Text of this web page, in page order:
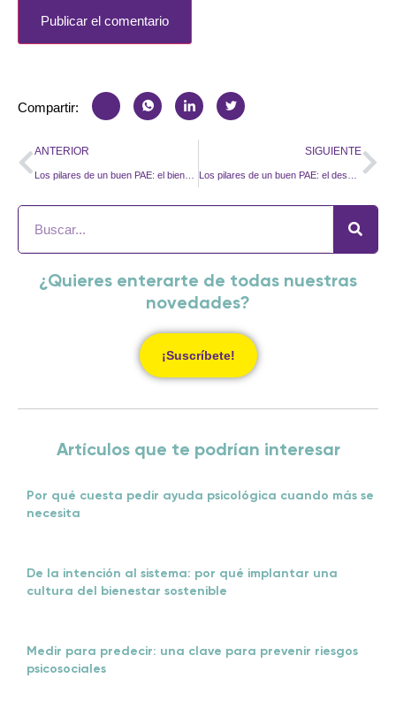
Compartir:
ANTERIOR
Los pilares de un buen PAE: el bienestar financiero
SIGUIENTE
Los pilares de un buen PAE: el desarrollo profesional
¿Quieres enterarte de todas nuestras
novedades?
¡Suscríbete!
Artículos que te podrían interesar
Por qué cuesta pedir ayuda psicológica cuando más se
necesita
De la intención al sistema: por qué implantar una
cultura del bienestar sostenible
Medir para predecir: una clave para prevenir riesgos
psicosociales